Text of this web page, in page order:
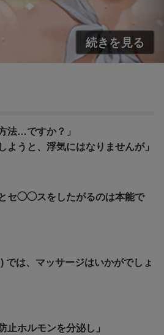
法…ですか？」
ようと、浮気にはなりませんが」
とセ◯◯スをしたがるのは本能で
では、マッサージはいかがでしょ
止ホルモンを分泌し」